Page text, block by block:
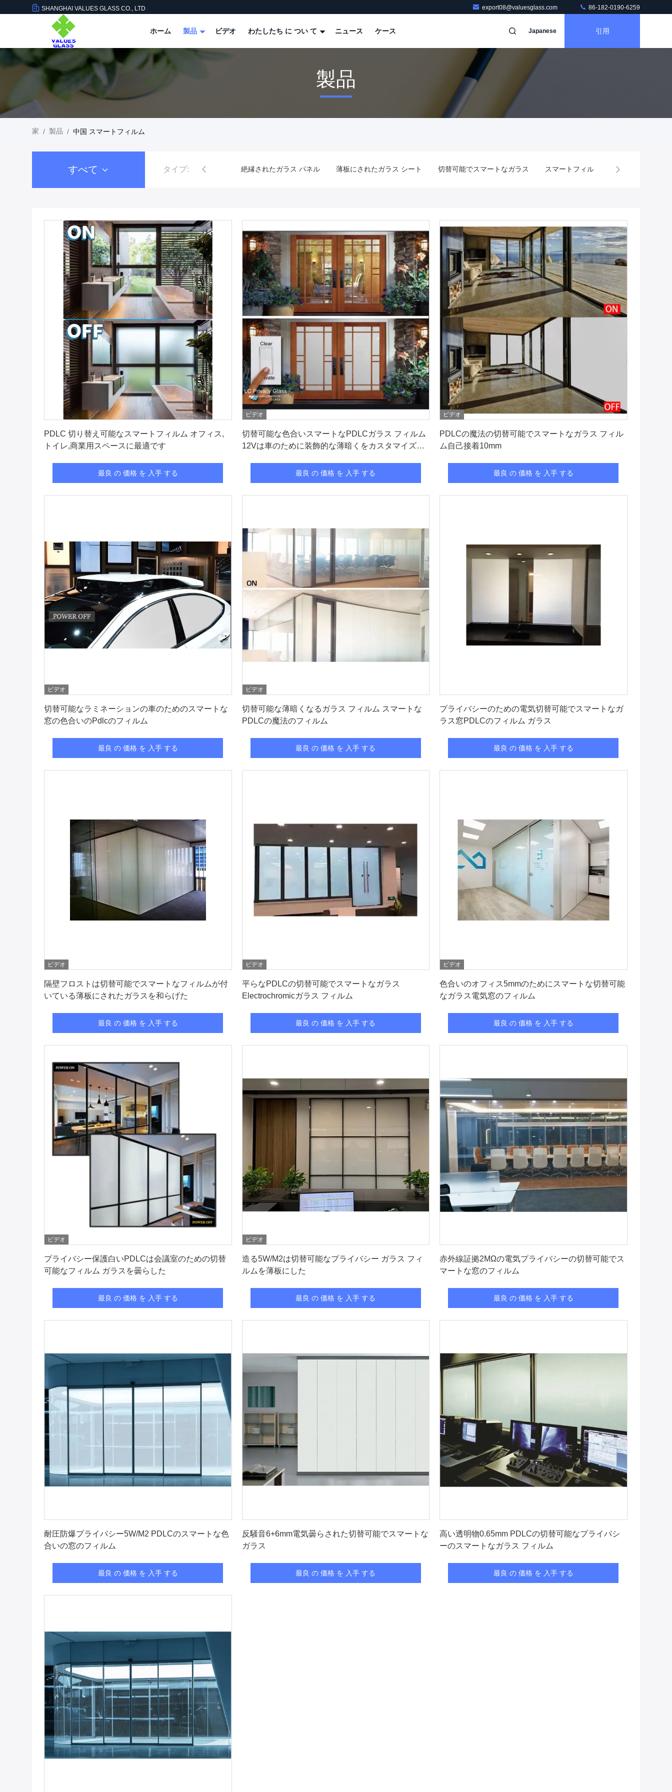
SHANGHAI VALUES GLASS CO., LTD export08@valuesglass.com 86-182-0190-6259
ホーム 製品 ビデオ わたしたち に つい て ニュース ケース Japanese 引用
製品
家 / 製品 / 中国 スマートフィルム
すべて タイプ:
緩和されたガラスのパネル 絶縁されたガラス パネル 薄板にされたガラス シート 切替可能でスマートなガラス スマートフィルム ガラス シャワー
PDLC 切り替え可能なスマートフィルム オフィス,
トイレ,商業用スペースに最適です
最良 の 価格 を 入手 する
ビデオ
切替可能な色合いスマートなPDLCガラス フィルム
12Vは車のために装飾的な薄暗くをカスタマイズし
最良 の 価格 を 入手 する
ビデオ
PDLCの魔法の切替可能でスマートなガラス フィル
ム自己接着10mm
最良 の 価格 を 入手 する
ビデオ
切替可能なラミネーションの車のためのスマートな
窓の色合いのPdlcのフィルム
最良 の 価格 を 入手 する
ビデオ
切替可能な薄暗くなるガラス フィルム スマートな
PDLCの魔法のフィルム
最良 の 価格 を 入手 する
プライバシーのための電気切替可能でスマートなガ
ラス窓PDLCのフィルム ガラス
最良 の 価格 を 入手 する
ビデオ
隔壁フロストは切替可能でスマートなフィルムが付
いている薄板にされたガラスを和らげた
最良 の 価格 を 入手 する
ビデオ
平らなPDLCの切替可能でスマートなガラス
Electrochromicガラス フィルム
最良 の 価格 を 入手 する
ビデオ
色合いのオフィス5mmのためにスマートな切替可能
なガラス電気窓のフィルム
最良 の 価格 を 入手 する
ビデオ
プライバシー保護白いPDLCは会議室のための切替
可能なフィルム ガラスを曇らした
最良 の 価格 を 入手 する
ビデオ
造る5W/M2は切替可能なプライバシー ガラス フィ
ルムを薄板にした
最良 の 価格 を 入手 する
赤外線証拠2MΩの電気プライバシーの切替可能でス
マートな窓のフィルム
最良 の 価格 を 入手 する
耐圧防爆プライバシー5W/M2 PDLCのスマートな色
合いの窓のフィルム
最良 の 価格 を 入手 する
反騒音6+6mm電気曇らされた切替可能でスマートな
ガラス
最良 の 価格 を 入手 する
高い透明物0.65mm PDLCの切替可能なプライバシ
ーのスマートなガラス フィルム
最良 の 価格 を 入手 する